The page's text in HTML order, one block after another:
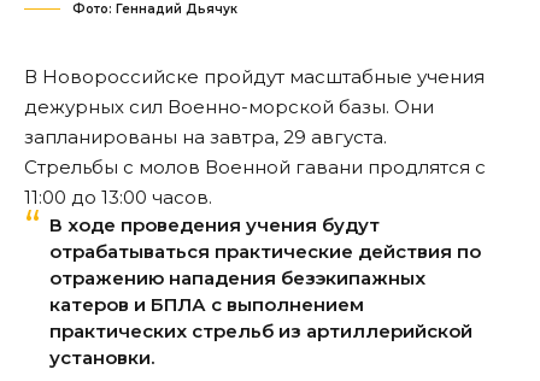
Фото: Геннадий Дьячук
В Новороссийске пройдут масштабные учения
дежурных сил Военно-морской базы. Они
запланированы на завтра, 29 августа.
Стрельбы с молов Военной гавани продлятся с
11:00 до 13:00 часов.
В ходе проведения учения будут
отрабатываться практические действия по
отражению нападения безэкипажных
катеров и БПЛА с выполнением
практических стрельб из артиллерийской
установки.